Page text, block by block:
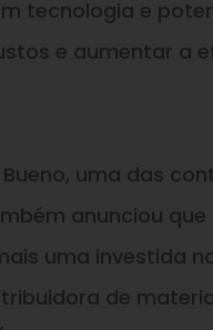
tecnologia e
e aumentar a
uma das
anunciou
uma investida
de